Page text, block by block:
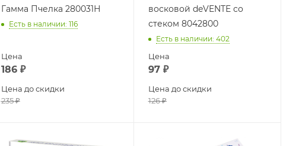
Гамма Пчелка 280031Н
Есть в наличии: 116
Цена
186₽
Цена до скидки
235₽
восковой deVENTE со
стеком 8042800
Есть в наличии: 402
Цена
97₽
Цена до скидки
126₽